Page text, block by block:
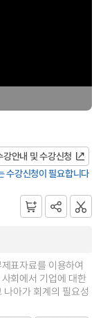
강안내 및 수강신청
수강신청이 필요합니다
표자료를 이용하여
회에서 기업에 대한
아가 회계의 필요성